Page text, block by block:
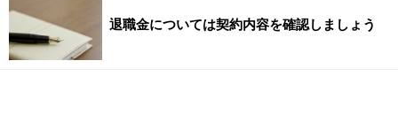
退職金については契約内容を確認しましょう